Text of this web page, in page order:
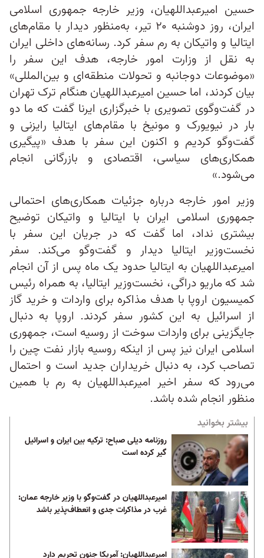
حسین امیرعبداللهیان، وزیر خارجه جمهوری اسلامی
ایران، روز دوشنبه ۲۰ تیر، به‌منظور دیدار با مقام‌های
ایتالیا و واتیکان به رم سفر کرد. رسانه‌های داخلی ایران
به نقل از وزارت امور خارجه، هدف این سفر را
«موضوعات دوجانبه و تحولات منطقه‌ای و بین‌المللی»
بیان کردند، اما حسین امیرعبداللهیان هنگام ترک تهران
در گفت‌وگوی تصویری با خبرگزاری ایرنا گفت که ما دو
بار در نیویورک و مونیخ با مقام‌های ایتالیا رایزنی و
گفت‌وگو کردیم و اکنون این سفر با هدف «پیگیری
همکاری‌های سیاسی، اقتصادی و بازرگانی انجام
می‌شود.»
وزیر امور خارجه درباره جزئیات همکاری‌های احتمالی
جمهوری اسلامی ایران با ایتالیا و واتیکان توضیح
بیشتری نداد، اما گفت که در جریان این سفر با
نخست‌وزیر ایتالیا دیدار و گفت‌وگو می‌کند. سفر
امیرعبداللهیان به ایتالیا حدود یک ماه پس از آن انجام
شد که ماریو دراگی، نخست‌وزیر ایتالیا، به همراه رئیس
کمیسیون اروپا با هدف مذاکره برای واردات و خرید گاز
از اسرائیل به این کشور سفر کردند. اروپا به دنبال
جایگزینی برای واردات سوخت از روسیه است، جمهوری
اسلامی ایران نیز پس از اینکه روسیه بازار نفت چین را
تصاحب کرد، به دنبال خریداران جدید است و احتمال
می‌رود که سفر اخیر امیرعبداللهیان به رم با همین
منظور انجام شده باشد.
بیشتر بخوانید
روزنامه دیلی صباح: ترکیه بین ایران و اسرائیل
گیر کرده است
امیرعبداللهیان در گفت‌وگو با وزیر خارجه عمان:‌
غرب در مذاکرات جدی و انعطاف‌پذیر باشد
امیرعبداللهیان: آمریکا جنون تحریم دارد